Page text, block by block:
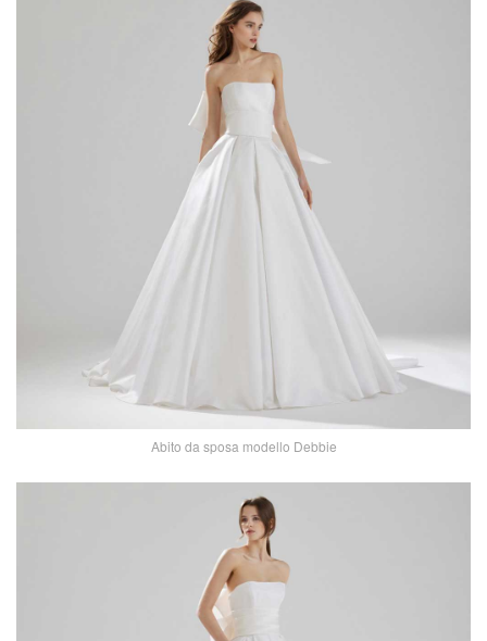
Abito da sposa modello Debbie